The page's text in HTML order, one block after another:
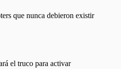
que nunca debieron existir
el truco para activar